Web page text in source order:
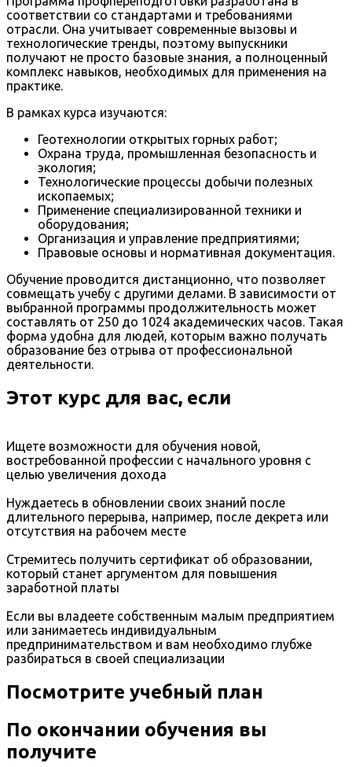
соответствии со стандартами и требованиями
отрасли. Она учитывает современные вызовы и
технологические тренды, поэтому выпускники
получают не просто базовые знания, а полноценный
комплекс навыков, необходимых для применения на
практике.
В рамках курса изучаются:
Геотехнологии открытых горных работ;
Охрана труда, промышленная безопасность и
экология;
Технологические процессы добычи полезных
ископаемых;
Применение специализированной техники и
оборудования;
Организация и управление предприятиями;
Правовые основы и нормативная документация.
Обучение проводится дистанционно, что позволяет
совмещать учебу с другими делами. В зависимости от
выбранной программы продолжительность может
составлять от 250 до 1024 академических часов. Такая
форма удобна для людей, которым важно получать
образование без отрыва от профессиональной
деятельности.
Этот курс для вас, если
Ищете возможности для обучения новой,
востребованной профессии с начального уровня с
целью увеличения дохода
Нуждаетесь в обновлении своих знаний после
длительного перерыва, например, после декрета или
отсутствия на рабочем месте
Стремитесь получить сертификат об образовании,
который станет аргументом для повышения
заработной платы
Если вы владеете собственным малым предприятием
или занимаетесь индивидуальным
предпринимательством и вам необходимо глубже
разбираться в своей специализации
Посмотрите учебный план
По окончании обучения вы
получите